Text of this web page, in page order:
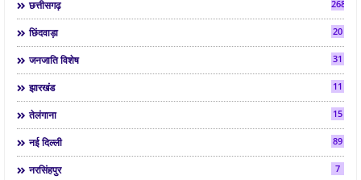
छत्तीसगढ़ 268
छिंदवाड़ा 20
जनजाति विशेष 31
झारखंड 11
तेलंगाना 15
नई दिल्ली 89
नरसिंहपुर 7